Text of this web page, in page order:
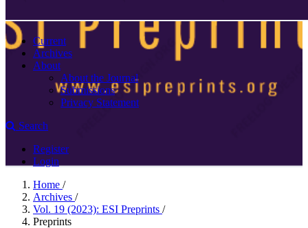
Current
Archives
About
About the Journal
Submissions
Privacy Statement
Search
Register
Login
Home /
Archives /
Vol. 19 (2023): ESI Preprints /
Preprints